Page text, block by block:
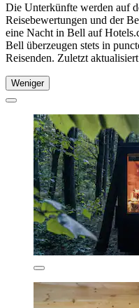
Die Unterkünfte werden auf
Reisebewertungen und der
eine Nacht in Bell auf
Bell überzeugen stets in
Reisenden. Zuletzt
Weniger